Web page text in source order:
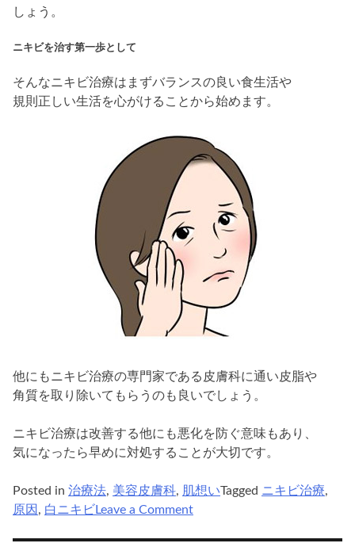
しょう。
ニキビを治す第一歩として
そんなニキビ治療はまずバランスの良い食生活や
規則正しい生活を心がけることから始めます。
他にもニキビ治療の専門家である皮膚科に通い皮脂や
角質を取り除いてもらうのも良いでしょう。
ニキビ治療は改善する他にも悪化を防ぐ意味もあり、
気になったら早めに対処することが大切です。
Posted in 治療法, 美容皮膚科, 肌想いTagged ニキビ治療,
原因 , 白ニキビLeave a Commenton